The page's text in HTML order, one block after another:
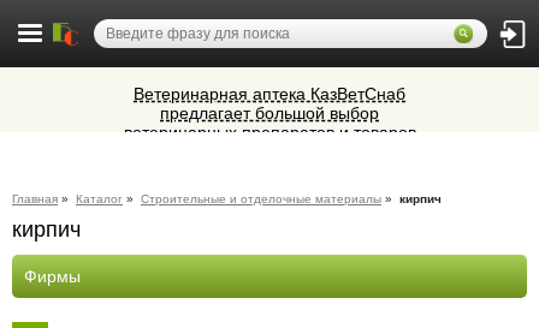
фасадное остекление,
фонари из профиля СИАЛ (Россия)
Ветеринарная аптека КазВетСнаб
предлагает большой выбор
ветеринарных препаратов и товаров
Главная » Каталог » Строительные и отделочные материалы » кирпич
кирпич
Фирмы